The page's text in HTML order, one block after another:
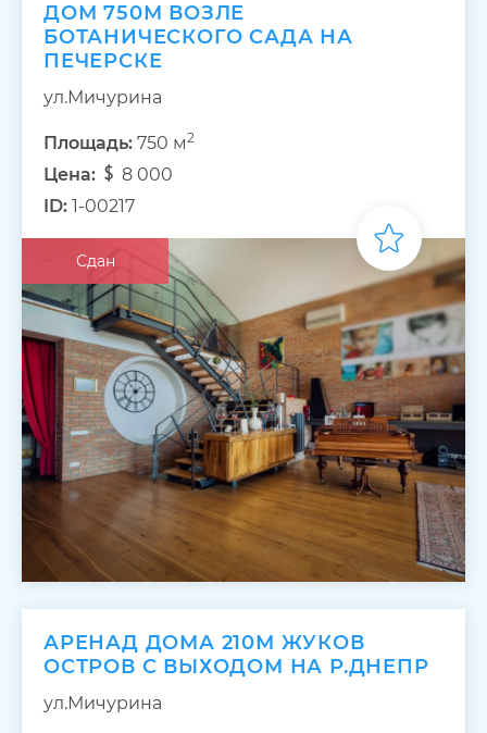
ДОМ 750М ВОЗЛЕ
БОТАНИЧЕСКОГО САДА НА
ПЕЧЕРСКЕ
ул.Мичурина
Площадь: 750 м2
Цена:
8 000
ID: 1-00217
Сдан
АРЕНАД ДОМА 210М ЖУКОВ
ОСТРОВ С ВЫХОДОМ НА Р.ДНЕПР
ул.Мичурина